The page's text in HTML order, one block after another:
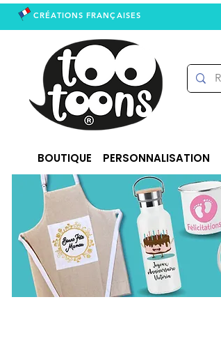
CRÉATIONS FRANÇAISES
BOUTIQUE PERSONNALISATION